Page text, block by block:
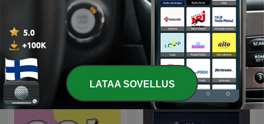
HIT MIX Myanmar Thingyan Songs
Kansainväliset Musiikki-podcastit
LATAA SOVELLUS